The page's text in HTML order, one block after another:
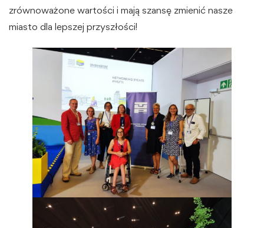
zrównoważone wartości i mają szansę zmienić nasze
miasto dla lepszej przyszłości!